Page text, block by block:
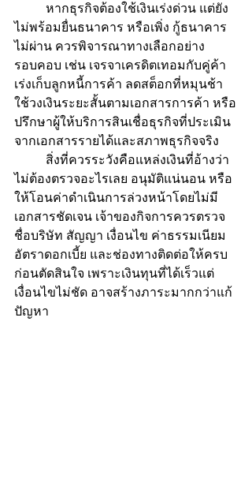
ไม่พร้อมยื่นธนาคาร หรือเพิ่ง กู้ธนาคาร
ไม่ผ่าน ควรพิจารณาทางเลือกอย่าง
รอบคอบ เช่น เจรจาเครดิตเทอมกับคู่ค้า
เร่งเก็บลูกหนี้การค้า ลดสต็อกที่หมุนช้า
ใช้วงเงินระยะสั้นตามเอกสารการค้า หรือ
ปรึกษาผู้ให้บริการสินเชื่อธุรกิจที่ประเมิน
จากเอกสารรายได้และสภาพธุรกิจจริง
ไม่ต้องตรวจอะไรเลย อนุมัติแน่นอน หรือ
ให้โอนค่าดำเนินการล่วงหน้าโดยไม่มี
เอกสารชัดเจน เจ้าของกิจการควรตรวจ
ชื่อบริษัท สัญญา เงื่อนไข ค่าธรรมเนียม
อัตราดอกเบี้ย และช่องทางติดต่อให้ครบ
ก่อนตัดสินใจ เพราะเงินทุนที่ได้เร็วแต่
เงื่อนไขไม่ชัด อาจสร้างภาระมากกว่าแก้
ปัญหา